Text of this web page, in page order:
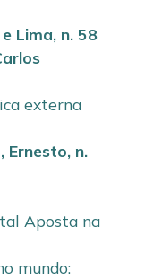
Lima, n. 58
externa
Ernesto, n.
Aposta na
mundo: